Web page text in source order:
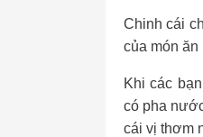
Chinh cái
của món ăn
Khi các
có pha
cái vị thơm